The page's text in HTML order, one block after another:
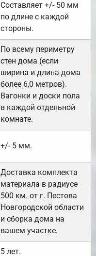
Составляет +/- 50 мм
по длине с каждой
стороны.
По всему периметру
стен дома (если
ширина и длина дома
более 6,0 метров).
Вагонки и доски пола
в каждой отдельной
комнате.
+/- 5 мм.
Доставка комплекта
материала в радиусе
500 км. от г. Пестова
Новгородской области
и сборка дома на
вашем участке.
5 лет.